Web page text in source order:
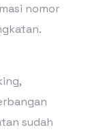
nomor
sudah